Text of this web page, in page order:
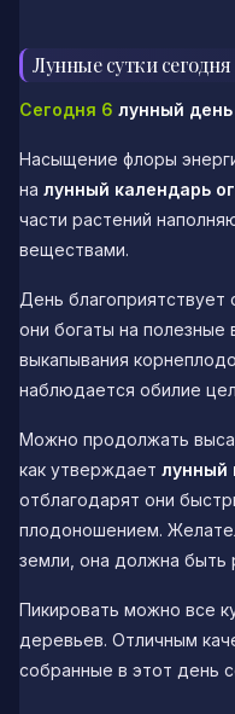
Лунные сутки сегодня
Сегодня 6 лунный день
Насыщение флоры
на лунный календарь
части растений
веществами.
День благоприятствует
они богаты на полезные
выкапывания
наблюдается обилие
Можно продолжать
как утверждает лунный
отблагодарят они
плодоношением.
земли, она должна быть
Пикировать можно все
деревьев. Отличным
собранные в этот день